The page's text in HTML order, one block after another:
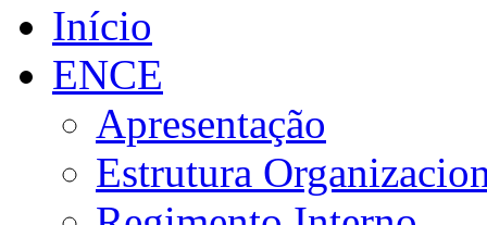
Início
ENCE
Apresentação
Estrutura